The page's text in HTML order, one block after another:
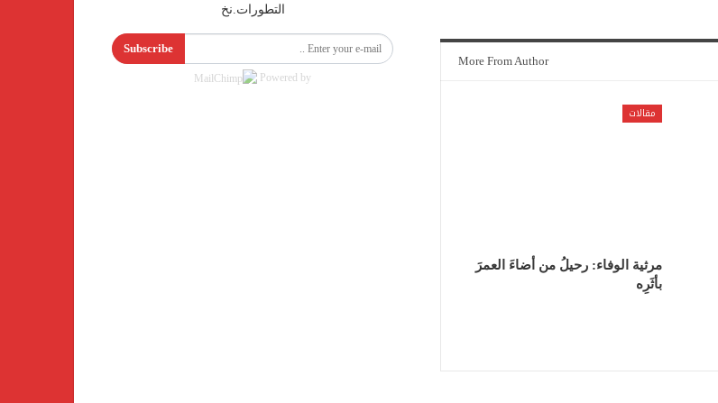
More From Author
مقالات
مرثية الوفاء: رحيلُ من أضاءَ العمرَ
بأثَرِه
التطورات.نخ
Subscribe
Powered by